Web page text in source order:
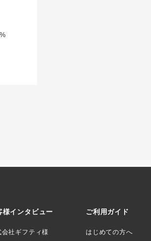
様インタビュー
会社ギフティ様
ご利用ガイド
はじめての方へ